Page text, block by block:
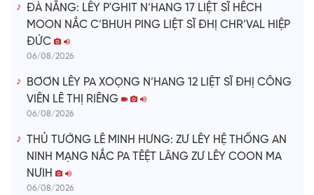
ĐÀ NẴNG: LÊY P'GHIT N’HANG 17 LIỆT SĨ HÊCH
MOON NẮC C’BHUH PING LIỆT SĨ ĐHỊ CHR’VAL HIỆP
ĐỨC
06/08/2026
BƠƠN LÊY PA XOỌNG N’HANG 12 LIỆT SĨ ĐHỊ CÔNG
VIÊN LÊ THỊ RIÊNG
06/08/2026
THỦ TƯỚNG LÊ MINH HƯNG: ZƯ LÊY HỆ THỐNG AN
NINH MẠNG NẮC PA TÊỆT LÂNG ZƯ LÊY COON MA
NƯIH
06/08/2026